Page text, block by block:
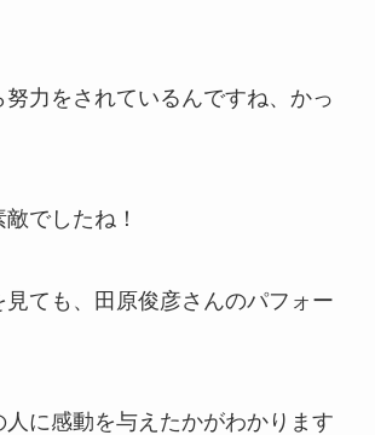
努力をされているんですね、かっ
でしたね！
見ても、田原俊彦さんのパフォー
人に感動を与えたかがわかります